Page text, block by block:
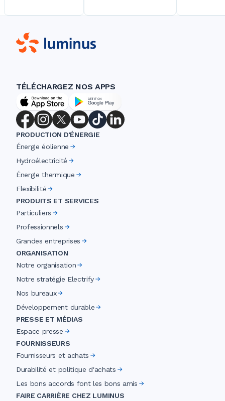
TÉLÉCHARGEZ NOS APPS
PRODUCTION D'ÉNERGIE
Énergie éolienne
Hydroélectricité
Énergie thermique
Flexibilité
PRODUITS ET SERVICES
Particuliers
Professionnels
Grandes entreprises
ORGANISATION
Notre organisation
Notre stratégie Electrify
Nos bureaux
Développement durable
PRESSE ET MÉDIAS
Espace presse
FOURNISSEURS
Fournisseurs et achats
Durabilité et politique d'achats
Les bons accords font les bons amis
FAIRE CARRIÈRE CHEZ LUMINUS